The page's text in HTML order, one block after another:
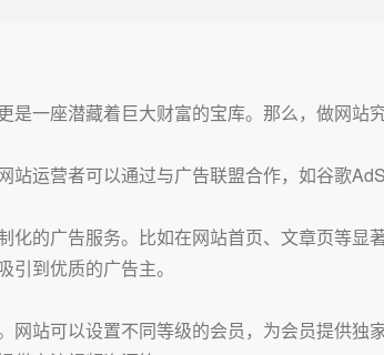
一座潜藏着巨大财富的宝库。那么，做网站
站运营者可以通过与广告联盟合作，如谷歌
化的广告服务。比如在网站首页、文章页等
到优质的广告主。
站可以设置不同等级的会员，为会员提供独